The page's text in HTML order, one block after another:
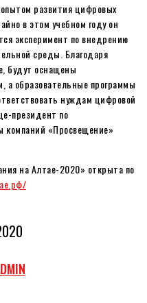
развития цифровых
в этом учебном году он
эксперимент по внедрению
среды. Благодаря
будут оснащены
а образовательные программы
нуждам цифровой
президент по
компаний «Просвещение»
на Алтае-2020» открыта по